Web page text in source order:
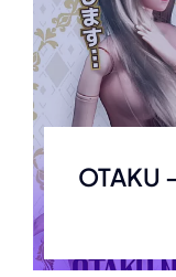
OTAKU